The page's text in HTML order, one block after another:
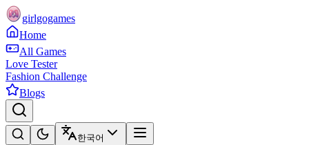
girlgogames
Home
All Games
Love Tester
Fashion Challenge
Blogs
한국어